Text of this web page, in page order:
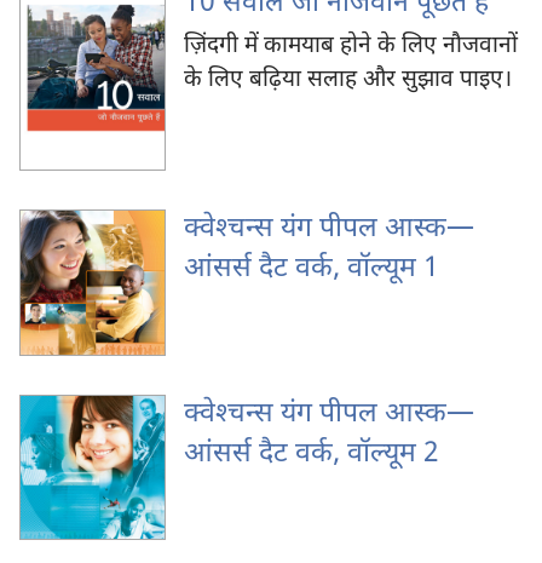
ज़िंदगी में कामयाब होने के लिए नौजवानों
के लिए बढ़िया सलाह और सुझाव पाइए।
क्वेश्‍चन्स यंग पीपल आस्क—
आंसर्स दैट वर्क, वॉल्यूम 1
क्वेश्‍चन्स यंग पीपल आस्क—
आंसर्स दैट वर्क, वॉल्यूम 2